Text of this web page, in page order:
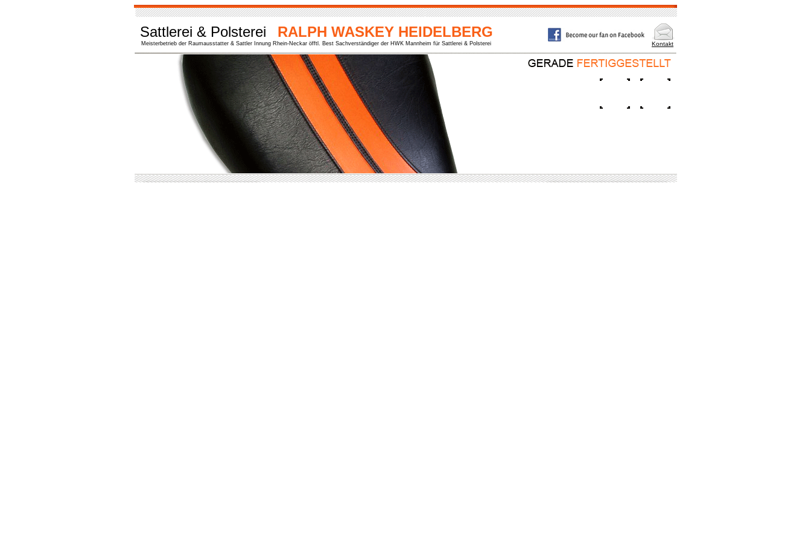
Sattlerei & Polsterei RALPH WASKEY HEIDELBERG
Meisterbetrieb der Raumausstatter & Sattler Innung Rhein-Neckar öfftl. Best Sachverständiger der HWK Mannheim für Sattlerei & Polsterei Kontakt